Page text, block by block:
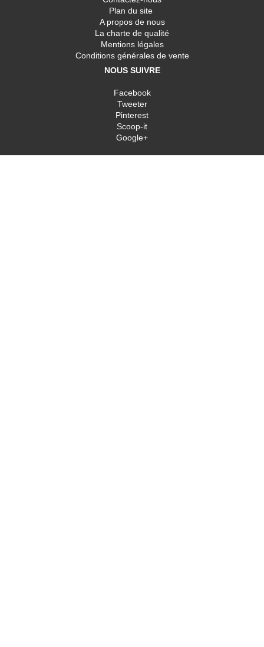
Plan du site
A propos de nous
La charte de qualité
Mentions légales
Conditions générales de vente
NOUS SUIVRE
Facebook
Tweeter
Pinterest
Scoop-it
Google+